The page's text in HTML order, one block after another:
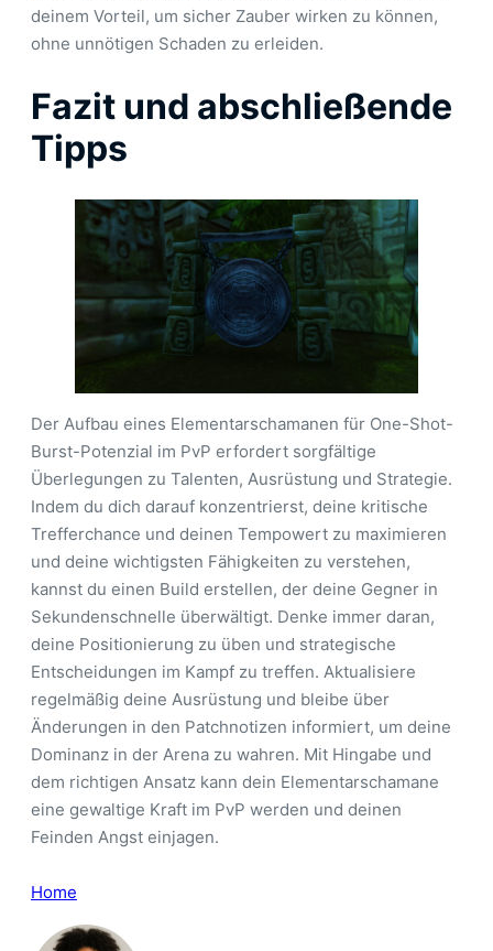
deinem Vorteil, um sicher Zauber wirken zu können,
ohne unnötigen Schaden zu erleiden.
Fazit und abschließende
Tipps
Der Aufbau eines Elementarschamanen für One-Shot-
Burst-Potenzial im PvP erfordert sorgfältige
Überlegungen zu Talenten, Ausrüstung und Strategie.
Indem du dich darauf konzentrierst, deine kritische
Trefferchance und deinen Tempowert zu maximieren
und deine wichtigsten Fähigkeiten zu verstehen,
kannst du einen Build erstellen, der deine Gegner in
Sekundenschnelle überwältigt. Denke immer daran,
deine Positionierung zu üben und strategische
Entscheidungen im Kampf zu treffen. Aktualisiere
regelmäßig deine Ausrüstung und bleibe über
Änderungen in den Patchnotizen informiert, um deine
Dominanz in der Arena zu wahren. Mit Hingabe und
dem richtigen Ansatz kann dein Elementarschamane
eine gewaltige Kraft im PvP werden und deinen
Feinden Angst einjagen.
Home